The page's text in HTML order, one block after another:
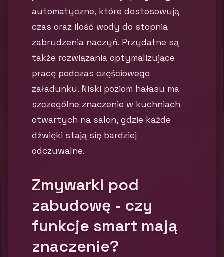
automatyczne, które dostosowują
czas oraz ilość wody do stopnia
zabrudzenia naczyń. Przydatne są
także rozwiązania optymalizujące
pracę podczas częściowego
załadunku. Niski poziom hałasu ma
szczególne znaczenie w kuchniach
otwartych na salon, gdzie każde
dźwięki stają się bardziej
odczuwalne.
Zmywarki pod
zabudowę - czy
funkcje smart mają
znaczenie?